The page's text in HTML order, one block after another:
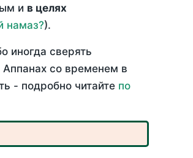
и в целях
намаз?).
иногда сверять
Аппанах со временем в
- подробно читайте по